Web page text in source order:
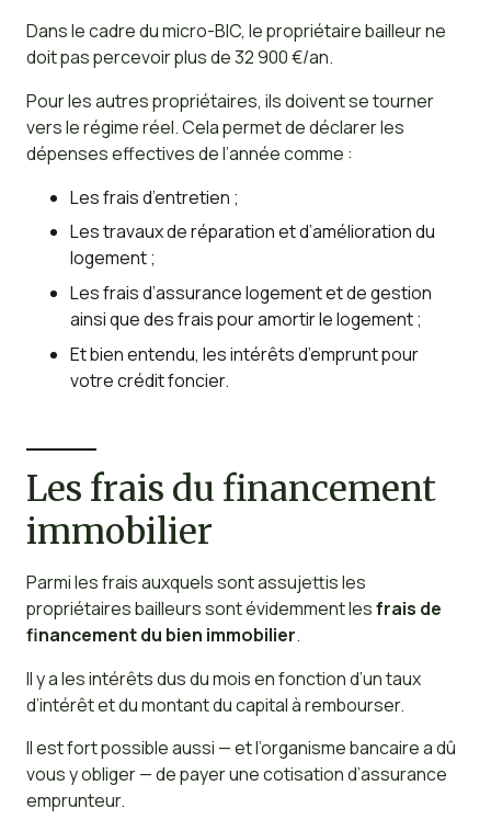
Dans le cadre du micro-BIC, le propriétaire bailleur ne
doit pas percevoir plus de 32 900 €/an.
Pour les autres propriétaires, ils doivent se tourner
vers le régime réel. Cela permet de déclarer les
dépenses effectives de l’année comme :
Les frais d’entretien ;
Les travaux de réparation et d’amélioration du
logement ;
Les frais d’assurance logement et de gestion
ainsi que des frais pour amortir le logement ;
Et bien entendu, les intérêts d’emprunt pour
votre crédit foncier.
Les frais du financement
immobilier
Parmi les frais auxquels sont assujettis les
propriétaires bailleurs sont évidemment lesfrais de
financement du bien immobilier.
Il y a les intérêts dus du mois en fonction d’un taux
d’intérêt et du montant du capital à rembourser.
Il est fort possible aussi — et l’organisme bancaire a dû
vous y obliger — de payer une cotisation d’assurance
emprunteur.